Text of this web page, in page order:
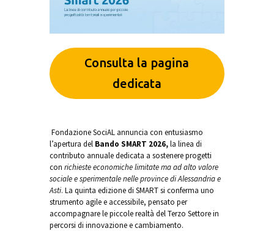
Consulta la pagina
dedicata
Fondazione SociAL annuncia con entusiasmo
l’apertura del Bando SMART 2026,la linea di
contributo annuale dedicata a sostenere progetti
con richieste economiche limitate ma ad alto valore
sociale e sperimentale nelle province di Alessandria e
Asti. La quinta edizione di SMART si conferma uno
strumento agile e accessibile, pensato per
accompagnare le piccole realtà del Terzo Settore in
percorsi di innovazione e cambiamento.